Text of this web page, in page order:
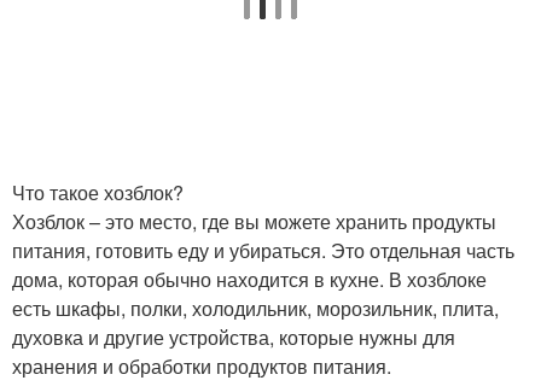
Что такое хозблок?
Хозблок – это место, где вы можете хранить продукты
питания, готовить еду и убираться. Это отдельная часть
дома, которая обычно находится в кухне. В хозблоке
есть шкафы, полки, холодильник, морозильник, плита,
духовка и другие устройства, которые нужны для
хранения и обработки продуктов питания.